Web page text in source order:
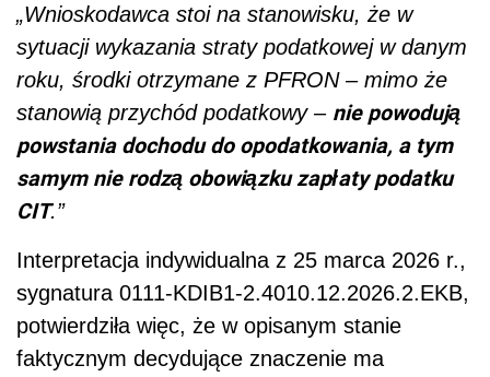
„Wnioskodawca stoi na stanowisku, że w
sytuacji wykazania straty podatkowej w danym
roku, środki otrzymane z PFRON – mimo że
stanowią przychód podatkowy – nie powodują
powstania dochodu do opodatkowania, a tym
samym nie rodzą obowiązku zapłaty podatku
CIT.”
Interpretacja indywidualna z 25 marca 2026 r.,
sygnatura 0111-KDIB1-2.4010.12.2026.2.EKB,
potwierdziła więc, że w opisanym stanie
faktycznym decydujące znaczenie ma